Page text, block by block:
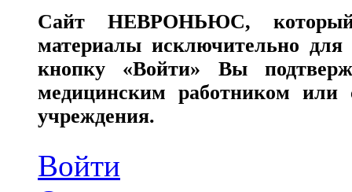
СайтНЕВРОНЬЮС,
материалы исключительно для
кнопку «Войти» Вы
медицинским работником или
учреждения.
Войти